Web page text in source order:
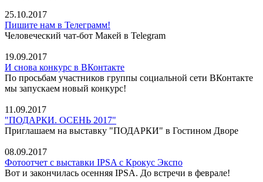
25.10.2017
Пишите нам в Телеграмм!
Человеческий чат-бот Макей в Telegram
19.09.2017
И снова конкурс в ВКонтакте
По просьбам участников группы социальной сети ВКонтакте
мы запускаем новый конкурс!
11.09.2017
"ПОДАРКИ. ОСЕНЬ 2017"
Приглашаем на выставку "ПОДАРКИ" в Гостином Дворе
08.09.2017
Фотоотчет с выставки IPSA с Крокус Экспо
Вот и закончилась осенняя IPSA. До встречи в феврале!